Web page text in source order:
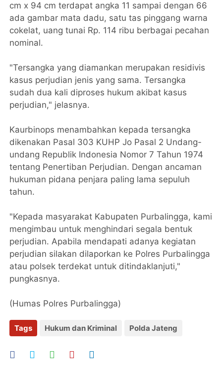
cm x 94 cm terdapat angka 11 sampai dengan 66
ada gambar mata dadu, satu tas pinggang warna
cokelat, uang tunai Rp. 114 ribu berbagai pecahan
nominal.
"Tersangka yang diamankan merupakan residivis
kasus perjudian jenis yang sama. Tersangka
sudah dua kali diproses hukum akibat kasus
perjudian," jelasnya.
Kaurbinops menambahkan kepada tersangka
dikenakan Pasal 303 KUHP Jo Pasal 2 Undang-
undang Republik Indonesia Nomor 7 Tahun 1974
tentang Penertiban Perjudian. Dengan ancaman
hukuman pidana penjara paling lama sepuluh
tahun.
"Kepada masyarakat Kabupaten Purbalingga, kami
mengimbau untuk menghindari segala bentuk
perjudian. Apabila mendapati adanya kegiatan
perjudian silakan dilaporkan ke Polres Purbalingga
atau polsek terdekat untuk ditindaklanjuti,"
pungkasnya.
(Humas Polres Purbalingga)
Tags Hukum dan Kriminal Polda Jateng